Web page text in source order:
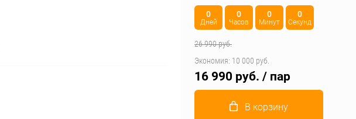
0
Дней
0
Часов
0
Минут
0
Секунд
26 990 руб.
Экономия: 10 000 руб.
16 990 руб. / пар
В корзину